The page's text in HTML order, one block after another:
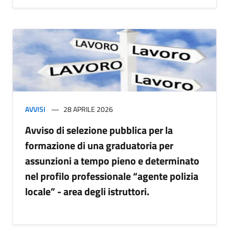
AVVISI 28 APRILE 2026
Avviso di selezione pubblica per la
formazione di una graduatoria per
assunzioni a tempo pieno e determinato
nel profilo professionale “agente polizia
locale” - area degli istruttori.